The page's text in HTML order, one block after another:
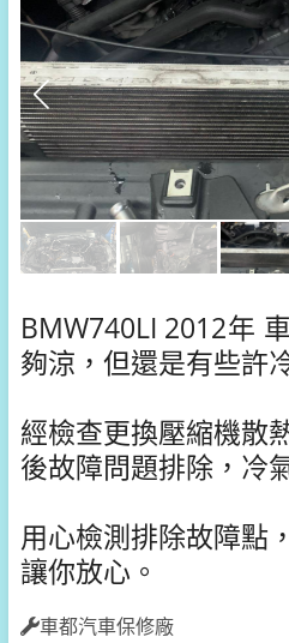
BMW740LI 2012年
夠涼，但還是有些許
經檢查更換壓縮機散
後故障問題排除，冷
用心檢測排除故障點
讓你放心。
車都汽車保修廠